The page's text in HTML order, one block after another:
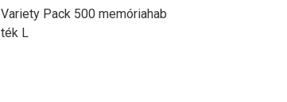
Pack 500 memóriahab
L